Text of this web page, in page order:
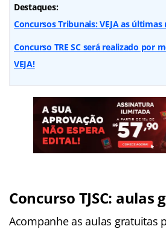
Destaques:
Concursos Tribunais: VEJA as últimas
Concurso TRE SC será realizado por
VEJA!
Concurso TJSC: aulas
Acompanhe as aulas gratuitas